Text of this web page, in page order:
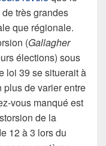
très grandes
que régionale.
(Gallagher
élections) sous
loi 39 se situerait à
plus de varier entre
vous manqué est
de la
12 à 3 lors du